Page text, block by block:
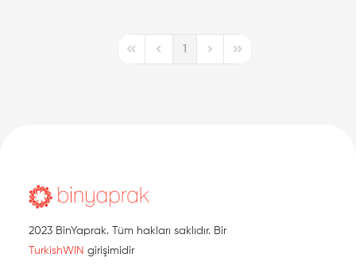
First PagePrevious Page
1
Next PageLast Page
2023 BinYaprak. Tüm hakları saklıdır. Bir
TurkishWIN girişimidir